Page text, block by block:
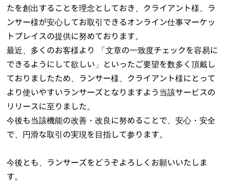
たを創出することを理念としておき、クライアント様、ラ
ンサー様が安心してお取引できるオンライン仕事マーケッ
トプレイスの提供に努めております。
最近、多くのお客様より 「文章の一致度チェックを容易に
できるようにして欲しい」といったご要望を数多く頂戴し
ておりましたため、ランサー様、クライアント様にとって
より使いやすいランサーズとなりますよう当該サービスの
リリースに至りました。
今後も当該機能の改善・改良に努めることで、安心・安全
で、円滑な取引の実現を目指して参ります。
今後とも、ランサーズをどうぞよろしくお願いいたしま
す。